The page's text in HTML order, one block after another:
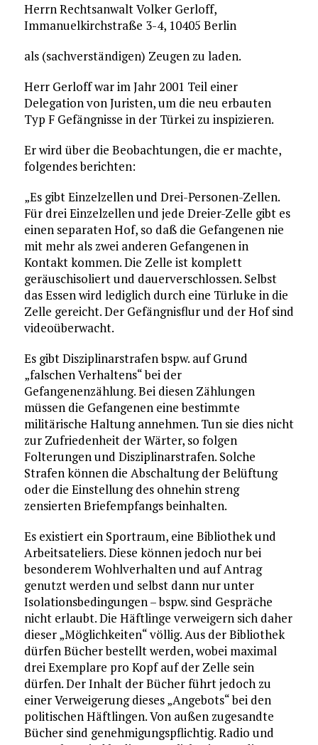
Herrn Rechtsanwalt Volker Gerloff,
Immanuelkirchstraße 3-4, 10405 Berlin
als (sachverständigen) Zeugen zu laden.
Herr Gerloff war im Jahr 2001 Teil einer
Delegation von Juristen, um die neu erbauten
Typ F Gefängnisse in der Türkei zu inspizieren.
Er wird über die Beobachtungen, die er machte,
folgendes berichten:
„Es gibt Einzelzellen und Drei-Personen-Zellen.
Für drei Einzelzellen und jede Dreier-Zelle gibt es
einen separaten Hof, so daß die Gefangenen nie
mit mehr als zwei anderen Gefangenen in
Kontakt kommen. Die Zelle ist komplett
geräuschisoliert und dauerverschlossen. Selbst
das Essen wird lediglich durch eine Türluke in die
Zelle gereicht. Der Gefängnisflur und der Hof sind
videoüberwacht.
Es gibt Disziplinarstrafen bspw. auf Grund
„falschen Verhaltens“ bei der
Gefangenenzählung. Bei diesen Zählungen
müssen die Gefangenen eine bestimmte
militärische Haltung annehmen. Tun sie dies nicht
zur Zufriedenheit der Wärter, so folgen
Folterungen und Disziplinarstrafen. Solche
Strafen können die Abschaltung der Belüftung
oder die Einstellung des ohnehin streng
zensierten Briefempfangs beinhalten.
Es existiert ein Sportraum, eine Bibliothek und
Arbeitsateliers. Diese können jedoch nur bei
besonderem Wohlverhalten und auf Antrag
genutzt werden und selbst dann nur unter
Isolationsbedingungen – bspw. sind Gespräche
nicht erlaubt. Die Häftlinge verweigern sich daher
dieser „Möglichkeiten“ völlig. Aus der Bibliothek
dürfen Bücher bestellt werden, wobei maximal
drei Exemplare pro Kopf auf der Zelle sein
dürfen. Der Inhalt der Bücher führt jedoch zu
einer Verweigerung dieses „Angebots“ bei den
politischen Häftlingen. Von außen zugesandte
Bücher sind genehmigungspflichtig. Radio und